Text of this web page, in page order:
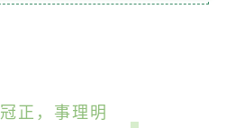
正，事理明